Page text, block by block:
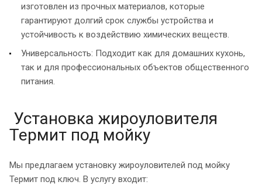
изготовлен из прочных материалов, которые
гарантируют долгий срок службы устройства и
устойчивость к воздействию химических веществ.
Универсальность: Подходит как для домашних кухонь,
так и для профессиональных объектов общественного
питания.
Установка жироуловителя
Термит под мойку
Мы предлагаем установку жироуловителей под мойку
Термит под ключ. В услугу входит: